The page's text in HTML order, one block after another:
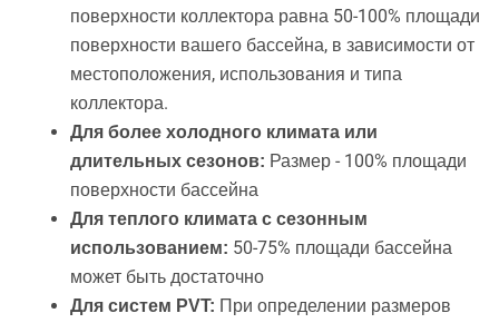
поверхности коллектора равна 50-100% площади
поверхности вашего бассейна, в зависимости от
местоположения, использования и типа
коллектора.
Для более холодного климата или
длительных сезонов: Размер - 100% площади
поверхности бассейна
Для теплого климата с сезонным
использованием: 50-75% площади бассейна
может быть достаточно
Для систем PVT: При определении размеров